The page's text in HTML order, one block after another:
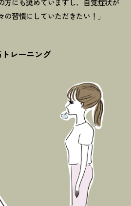
方にも奨めていますし、自覚症状が
の習慣にしていただきたい ！ 」
レーニング